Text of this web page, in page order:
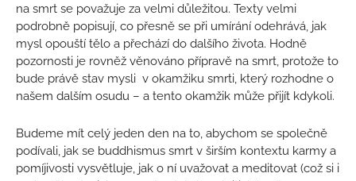
na smrt se považuje za velmi důležitou. Texty velmi
podrobně popisují, co přesně se při umírání odehrává, jak
mysl opouští tělo a přechází do dalšího života. Hodně
pozornosti je rovněž věnováno přípravě na smrt, protože to
bude právě stav mysli v okamžiku smrti, který rozhodne o
našem dalším osudu – a tento okamžik může přijít kdykoli.
Budeme mít celý jeden den na to, abychom se společně
podívali, jak se buddhismus smrt v širším kontextu karmy a
pomíjivosti vysvětluje, jak o ní uvažovat a meditovat (což si i